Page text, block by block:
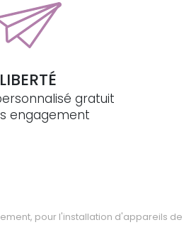
LIBERTÉ
gratuit
engagement
pour l'installation d'appareils de